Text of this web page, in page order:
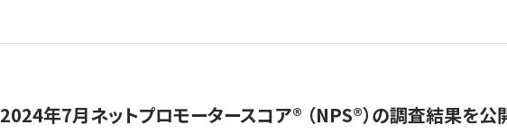
2024年7月ネットプロモータースコア®︎ （NPS®︎）の調査結果を公